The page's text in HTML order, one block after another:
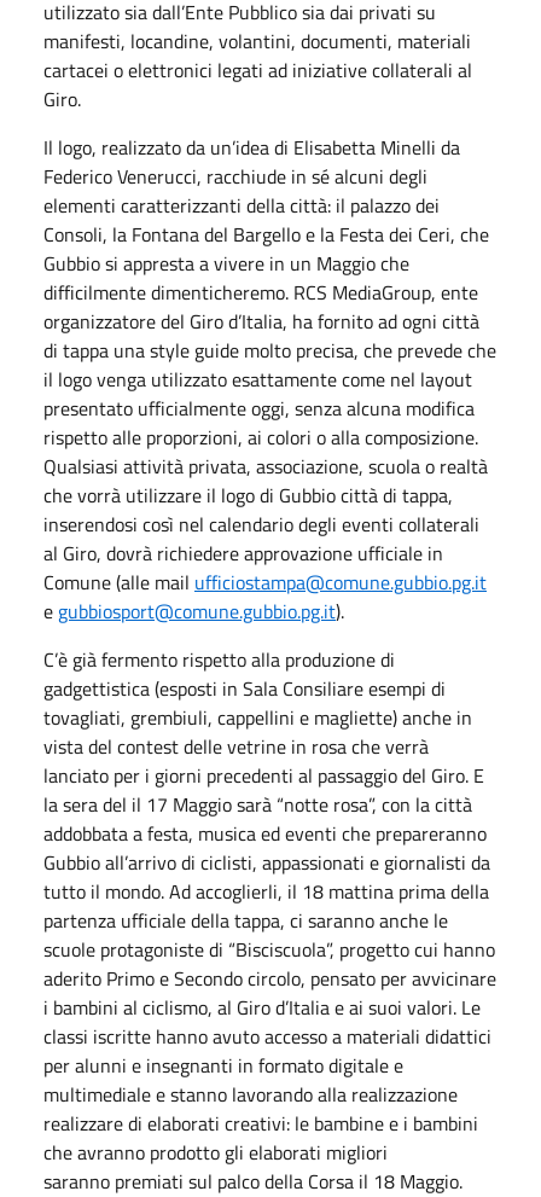
utilizzato sia dall’Ente Pubblico sia dai privati su
manifesti, locandine, volantini, documenti, materiali
cartacei o elettronici legati ad iniziative collaterali al
Giro.
Il logo, realizzato da un’idea di Elisabetta Minelli da
Federico Venerucci, racchiude in sé alcuni degli
elementi caratterizzanti della città: il palazzo dei
Consoli, la Fontana del Bargello e la Festa dei Ceri, che
Gubbio si appresta a vivere in un Maggio che
difficilmente dimenticheremo. RCS MediaGroup, ente
organizzatore del Giro d’Italia, ha fornito ad ogni città
di tappa una style guide molto precisa, che prevede che
il logo venga utilizzato esattamente come nel layout
presentato ufficialmente oggi, senza alcuna modifica
rispetto alle proporzioni, ai colori o alla composizione.
Qualsiasi attività privata, associazione, scuola o realtà
che vorrà utilizzare il logo di Gubbio città di tappa,
inserendosi così nel calendario degli eventi collaterali
al Giro, dovrà richiedere approvazione ufficiale in
Comune (alle mail ufficiostampa@comune.gubbio.pg.it
e gubbiosport@comune.gubbio.pg.it).
C’è già fermento rispetto alla produzione di
gadgettistica (esposti in Sala Consiliare esempi di
tovagliati, grembiuli, cappellini e magliette) anche in
vista del contest delle vetrine in rosa che verrà
lanciato per i giorni precedenti al passaggio del Giro. E
la sera del il 17 Maggio sarà “notte rosa”, con la città
addobbata a festa, musica ed eventi che prepareranno
Gubbio all’arrivo di ciclisti, appassionati e giornalisti da
tutto il mondo. Ad accoglierli, il 18 mattina prima della
partenza ufficiale della tappa, ci saranno anche le
scuole protagoniste di “Bisciscuola”, progetto cui hanno
aderito Primo e Secondo circolo, pensato per avvicinare
i bambini al ciclismo, al Giro d’Italia e ai suoi valori. Le
classi iscritte hanno avuto accesso a materiali didattici
per alunni e insegnanti in formato digitale e
multimediale e stanno lavorando alla realizzazione
realizzare di elaborati creativi: le bambine e i bambini
che avranno prodotto gli elaborati migliori
saranno premiati sul palco della Corsa il 18 Maggio.